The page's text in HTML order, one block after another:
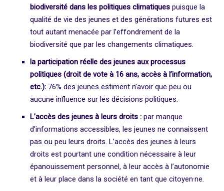
biodiversité dans les politiques climatiques puisque la
qualité de vie des jeunes et des générations futures est
tout autant menacée par l’effondrement de la
biodiversité que par les changements climatiques.
la participation réelle des jeunes aux processus
politiques (droit de vote à 16 ans, accès à l’information,
etc.): 76% des jeunes estiment n’avoir que peu ou
aucune influence sur les décisions politiques.
L’accès des jeunes à leurs droits : par manque
d’informations accessibles, les jeunes ne connaissent
pas ou peu leurs droits. L’accès des jeunes à leurs
droits est pourtant une condition nécessaire à leur
épanouissement personnel, à leur accès à l’autonomie
et à leur place dans la société en tant que citoyen·ne.